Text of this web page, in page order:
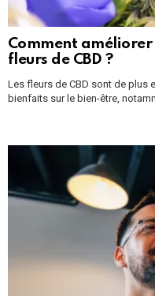
Comment
fleurs de CBD ?
Les fleurs de CBD sont de plus
bienfaits sur le bien-être,